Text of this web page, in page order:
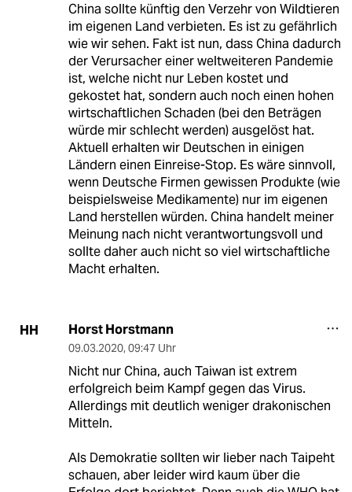
China sollte künftig den Verzehr von Wildtieren
im eigenen Land verbieten. Es ist zu gefährlich
wie wir sehen. Fakt ist nun, dass China dadurch
der Verursacher einer weltweiteren Pandemie
ist, welche nicht nur Leben kostet und
gekostet hat, sondern auch noch einen hohen
wirtschaftlichen Schaden (bei den Beträgen
würde mir schlecht werden) ausgelöst hat.
Aktuell erhalten wir Deutschen in einigen
Ländern einen Einreise-Stop. Es wäre sinnvoll,
wenn Deutsche Firmen gewissen Produkte (wie
beispielsweise Medikamente) nur im eigenen
Land herstellen würden. China handelt meiner
Meinung nach nicht verantwortungsvoll und
sollte daher auch nicht so viel wirtschaftliche
Macht erhalten.
HH Horst Horstmann
09.03.2020, 09:47 Uhr
Nicht nur China, auch Taiwan ist extrem
erfolgreich beim Kampf gegen das Virus.
Allerdings mit deutlich weniger drakonischen
Mitteln.
Als Demokratie sollten wir lieber nach Taipeht
schauen, aber leider wird kaum über die